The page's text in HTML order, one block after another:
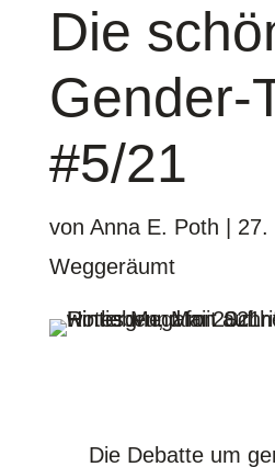
Die
Gender-
#5/21
von Anna E. Poth 27.
Weggeräumt
Die Debatte um